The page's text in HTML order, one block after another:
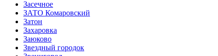
Засечное
ЗАТО Комаровский
Затон
Захаровка
Заюково
Звездный городок